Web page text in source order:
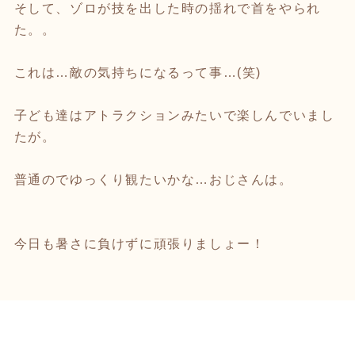
そして、ゾロが技を出した時の揺れで首をやられ
た。。
これは…敵の気持ちになるって事…(笑)
子ども達はアトラクションみたいで楽しんでいまし
たが。
普通のでゆっくり観たいかな…おじさんは。
今日も暑さに負けずに頑張りましょー！